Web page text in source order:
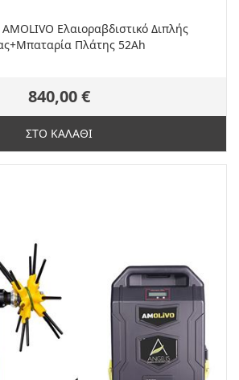
Ελαιοραβδιστικό Διπλής
Πλάτης 52Ah
840,00 €
ΣΤΟ ΚΑΛΑΘΙ